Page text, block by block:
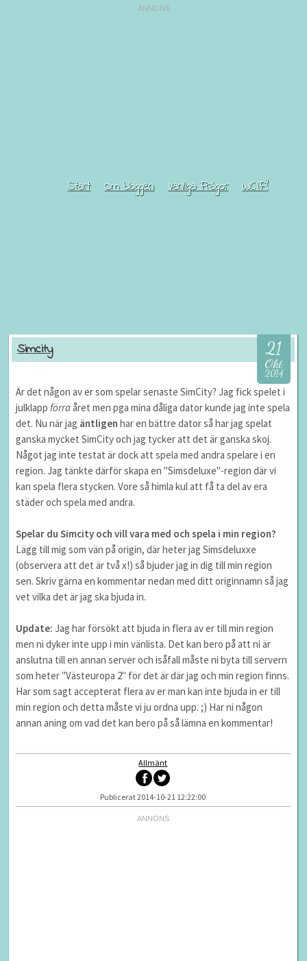
Start Om bloggen Vanliga Frågor WCIF?
21
Okt
2014
Simcity
Är det någon av er som spelar senaste SimCity? Jag fick spelet i
julklapp förraåret men pga mina dåliga dator kunde jag inte spela
det. Nu när jag äntligen har en bättre dator så har jag spelat
ganska mycket SimCity och jag tycker att det är ganska skoj.
Något jag inte testat är dock att spela med andra spelare i en
region. Jag tänkte därför skapa en "Simsdeluxe"-region där vi
kan spela flera stycken. Vore så himla kul att få ta del av era
städer och spela med andra.
Spelar du Simcity och vill vara med och spela i min region?
Lägg till mig som vän på origin, där heter jag Simsdeluxxe
(observera att det är två x!) så bjuder jag in dig till min region
sen. Skriv gärna en kommentar nedan med ditt originnamn så jag
vet vilka det är jag ska bjuda in.
Update:Jag har försökt att bjuda in flera av er till min region
men ni dyker inte upp i min vänlista. Det kan bero på att ni är
anslutna till en annan server och isåfall måste ni byta till servern
som heter "Västeuropa 2" för det är där jag och min region finns.
Har som sagt accepterat flera av er man kan inte bjuda in er till
min region och detta måste vi ju ordna upp. ;) Har ni någon
annan aning om vad det kan bero på så lämna en kommentar!
Allmänt
Publicerat 2014-10-21 12:22:00